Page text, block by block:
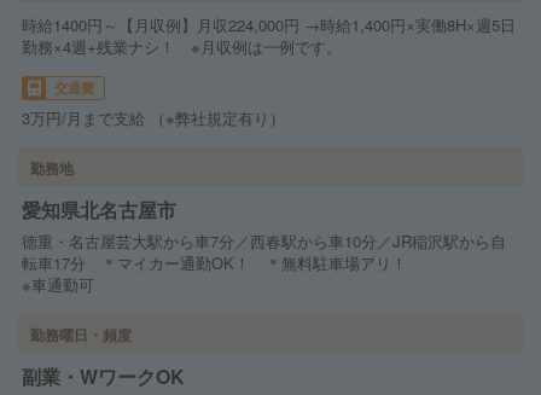
時給1400円～【月収例】月収224,000円 →時給1,400円×実働8H×週5日
勤務×4週+残業ナシ！ ※月収例は一例です。
交通費
3万円/月まで支給 （※弊社規定有り）
勤務地
愛知県北名古屋市
徳重・名古屋芸大駅から車7分／西春駅から車10分／JR稲沢駅から自
転車17分 ＊マイカー通勤OK！ ＊無料駐車場アリ！
※車通勤可
勤務曜日・頻度
副業・WワークOK